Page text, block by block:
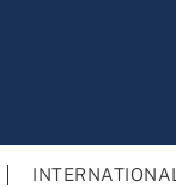
INTERNATIONAL